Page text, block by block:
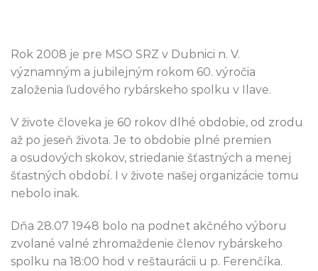
Rok 2008 je pre MSO SRZ v Dubnici n. V.
významným a jubilejným rokom 60. výročia
založenia ľudového rybárskeho spolku v Ilave.
V živote človeka je 60 rokov dlhé obdobie, od zrodu
až po jeseň života. Je to obdobie plné premien
a osudových skokov, striedanie šťastných a menej
šťastných období. I v živote našej organizácie tomu
nebolo inak.
Dňa 28.07 1948 bolo na podnet akčného výboru
zvolané valné zhromaždenie členov rybárskeho
spolku na 18:00 hod v reštaurácii u p. Ferenčíka.